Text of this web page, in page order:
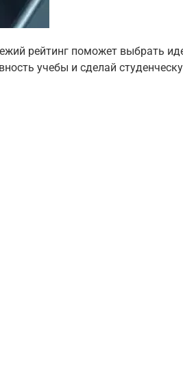
рейтинг поможет выбрать
учебы и сделай